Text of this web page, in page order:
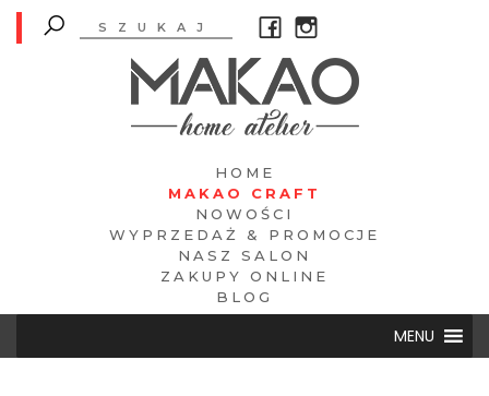
HOME
MAKAO CRAFT
NOWOŚCI
WYPRZEDAŻ & PROMOCJE
NASZ SALON
ZAKUPY ONLINE
BLOG
MENU